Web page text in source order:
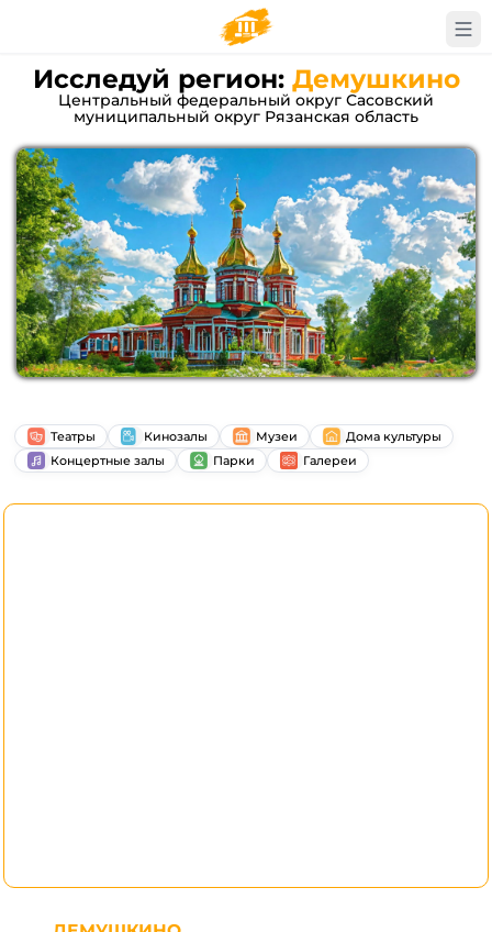
Исследуй регион: Демушкино
Центральный федеральный округ Сасовский
муниципальный округ Рязанская область
Театры Кинозалы Музеи
Дома культуры
Концертные залы
Парки Галереи